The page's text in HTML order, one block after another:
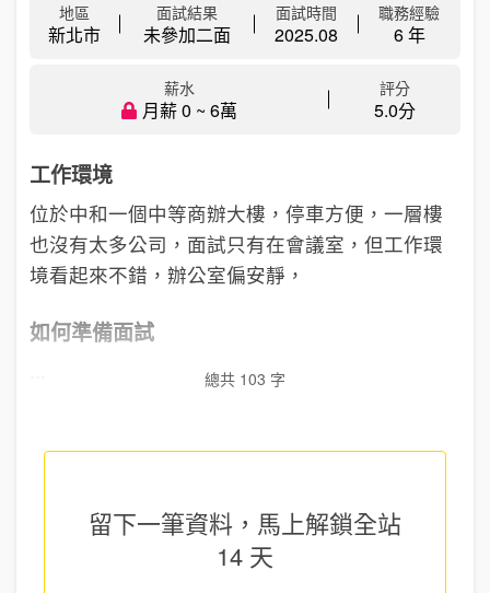
地區
新北市
面試結果
未參加二面
面試時間
2025.08
職務經驗
6 年
薪水
月薪 0 ~ 6萬
評分
5.0分
工作環境
位於中和一個中等商辦大樓，停車方便，一層樓
也沒有太多公司，面試只有在會議室，但工作環
境看起來不錯，辦公室偏安靜，
如何準備面試
總共 103 字
留下一筆資料，馬上解鎖全站
14 天